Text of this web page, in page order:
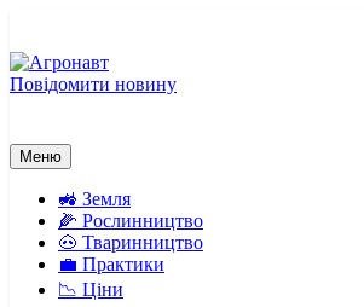
вмісту
Повідомити новину
Меню
🚜 Земля
🌽 Рослинництво
🐽 Тваринництво
💼 Практики
📉 Ціни